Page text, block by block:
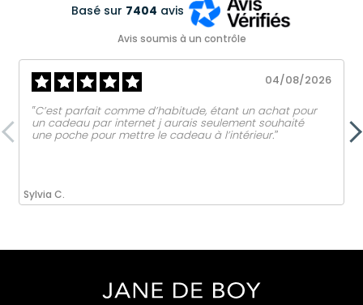
Basé sur 7404 avis
Avis soumis à un contrôle
Sylvia C.
04/08/2026
‟C’est parfait comme d’habitude, étant un achat pour
un cadeau par internet j aurais seulement souhaité
une poche pour mettre le cadeau à l’intérieur.ˮ